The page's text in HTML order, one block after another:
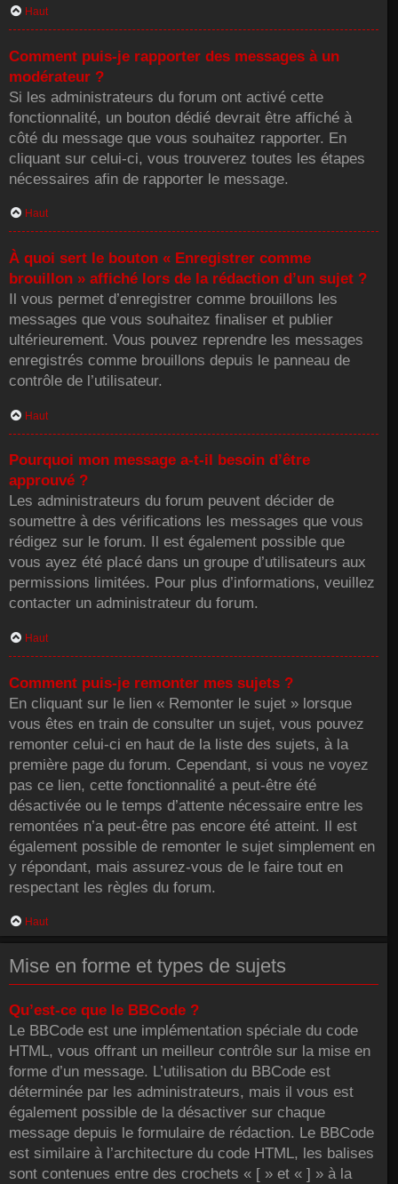
Haut
Comment puis-je rapporter des messages à un
modérateur ?
Si les administrateurs du forum ont activé cette
fonctionnalité, un bouton dédié devrait être affiché à
côté du message que vous souhaitez rapporter. En
cliquant sur celui-ci, vous trouverez toutes les étapes
nécessaires afin de rapporter le message.
Haut
À quoi sert le bouton « Enregistrer comme
brouillon » affiché lors de la rédaction d’un sujet ?
Il vous permet d’enregistrer comme brouillons les
messages que vous souhaitez finaliser et publier
ultérieurement. Vous pouvez reprendre les messages
enregistrés comme brouillons depuis le panneau de
contrôle de l’utilisateur.
Haut
Pourquoi mon message a-t-il besoin d’être
approuvé ?
Les administrateurs du forum peuvent décider de
soumettre à des vérifications les messages que vous
rédigez sur le forum. Il est également possible que
vous ayez été placé dans un groupe d’utilisateurs aux
permissions limitées. Pour plus d’informations, veuillez
contacter un administrateur du forum.
Haut
Comment puis-je remonter mes sujets ?
En cliquant sur le lien « Remonter le sujet » lorsque
vous êtes en train de consulter un sujet, vous pouvez
remonter celui-ci en haut de la liste des sujets, à la
première page du forum. Cependant, si vous ne voyez
pas ce lien, cette fonctionnalité a peut-être été
désactivée ou le temps d’attente nécessaire entre les
remontées n’a peut-être pas encore été atteint. Il est
également possible de remonter le sujet simplement en
y répondant, mais assurez-vous de le faire tout en
respectant les règles du forum.
Haut
Mise en forme et types de sujets
Qu’est-ce que le BBCode ?
Le BBCode est une implémentation spéciale du code
HTML, vous offrant un meilleur contrôle sur la mise en
forme d’un message. L’utilisation du BBCode est
déterminée par les administrateurs, mais il vous est
également possible de la désactiver sur chaque
message depuis le formulaire de rédaction. Le BBCode
est similaire à l’architecture du code HTML, les balises
sont contenues entre des crochets « [ » et « ] » à la